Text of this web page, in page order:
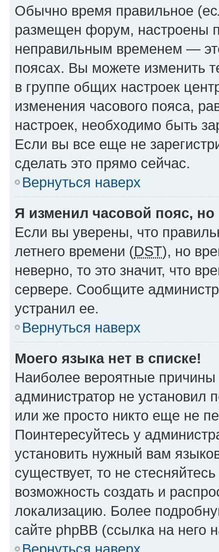
Обычно время правильное
размещен форум, настроены
неправильным временем —
поясах. Вы можете изменить
в группе общих настроек
изменения часового пояса,
настроек, необходимо быть
Если вы все еще не
сделать это прямо сейчас.
Вернуться наверх
Я изменил часовой пояс,
Если вы уверены, что
летнего времени (DST), но
неверно, то это значит, что
сервере. Сообщите
устранил ее.
Вернуться наверх
Моего языка нет в списке!
Наиболее вероятные причины
администратор не установил
или же просто никто еще не
Поинтересуйтесь у
установить нужный вам
существует, то не
возможность создать и
локализацию. Более
сайте phpBB (ссылка на него
Вернуться наверх